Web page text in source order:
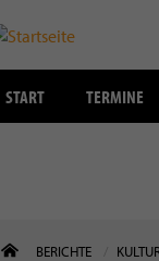
START TERMINE
BERICHTE